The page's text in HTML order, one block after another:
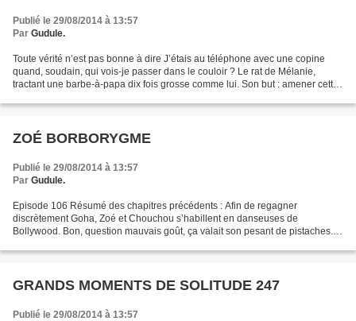
Publié le 29/08/2014 à 13:57
Par Gudule.
Toute vérité n’est pas bonne à dire J’étais au téléphone avec une copine
quand, soudain, qui vois-je passer dans le couloir ? Le rat de Mélanie,
tractant une barbe-à-papa dix fois grosse comme lui. Son but : amener cette
ZOÉ BORBORYGME
Publié le 29/08/2014 à 13:57
Par Gudule.
Episode 106 Résumé des chapitres précédents : Afin de regagner
discrètement Goha, Zoé et Chouchou s’habillent en danseuses de
Bollywood. Bon, question mauvais goût, ça valait son pesant de pistaches.
GRANDS MOMENTS DE SOLITUDE 247
Publié le 29/08/2014 à 13:57